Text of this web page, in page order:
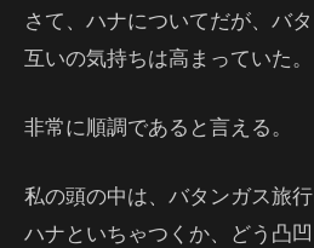
さて、ハナについてだが、バ
互いの気持ちは高まっていた。
非常に順調であると言える。
私の頭の中は、バタンガス旅
ハナといちゃつくか、どう凸